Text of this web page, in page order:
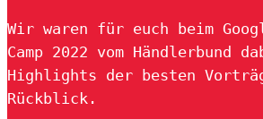
Wir waren für euch beim
Camp 2022 vom Händlerbund
Highlights der besten
Rückblick.